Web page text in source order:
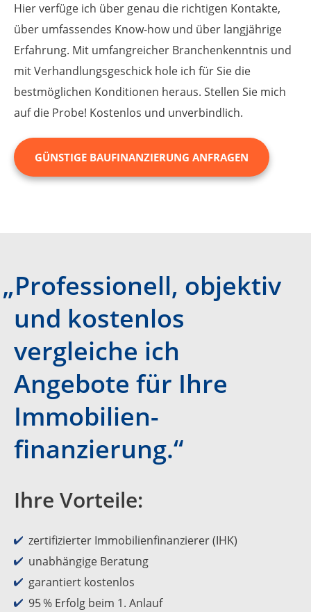
Hier verfüge ich über genau die richtigen Kontakte,
über umfassendes Know-how und über lang­jährige
Erfahrung. Mit umfangreicher Branchen­kenntnis und
mit Verhandlungs­geschick hole ich für Sie die
bestmöglichen Konditionen heraus. Stellen Sie mich
auf die Probe! Kostenlos und unverbindlich.
GÜNSTIGE BAUFINANZIERUNG ANFRAGEN
„Professionell, objektiv
und kostenlos
vergleiche ich
Angebote für Ihre
Immobilien­
finanzierung.“
Ihre Vorteile:
zertifizierter Immobilien­finanzierer (IHK)
unabhängige Beratung
garantiert kostenlos
95 % Erfolg beim 1. Anlauf